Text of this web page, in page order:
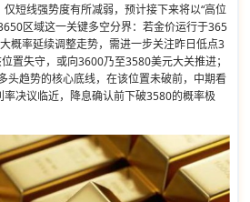
短线强势度有所减弱，预计接下来将以“高位
区域这一关键多空分界：若金价运行于365
概率延续调整走势，需进一步关注昨日低点3
置失守，或向3600乃至3580美元大关推进；
头趋势的核心底线，在该位置未破前，中期看
决议临近，降息确认前下破3580的概率极